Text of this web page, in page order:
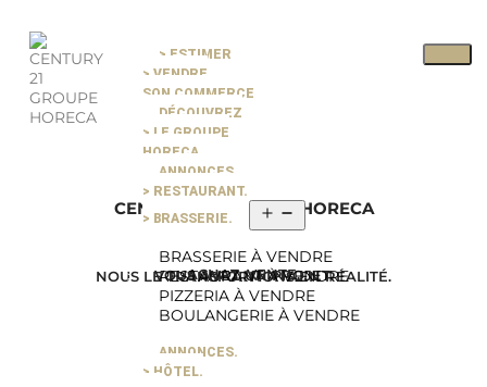
> ESTIMER
> VENDRE
SON COMMERCE
DÉCOUVREZ
> LE GROUPE
HORECA
ANNONCES.
> RESTAURANT.
> BRASSERIE.
BRASSERIE À VENDRE
RESTAURANT À VENDRE
PIZZERIA À VENDRE
BOULANGERIE À VENDRE
ANNONCES.
> HÔTEL.
[WPL]
CENTURY 21 GROUPE HORECA
ACHAT. VENTE.
VOUS AVEZ UN PROJET.
NOUS LE TRANSFORMONS EN RÉALITÉ.